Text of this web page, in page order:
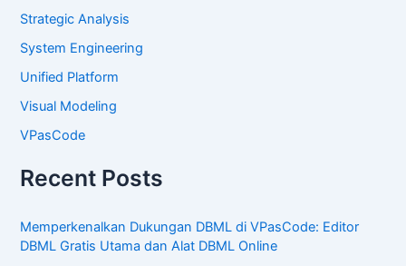
Strategic Analysis
System Engineering
Unified Platform
Visual Modeling
VPasCode
Recent Posts
Memperkenalkan Dukungan DBML di VPasCode: Editor
DBML Gratis Utama dan Alat DBML Online